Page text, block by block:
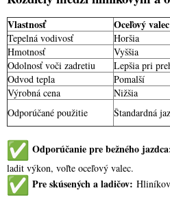
Vlastnosť Oceľový valec
Tepelná vodivosť Horšia
Hmotnosť
Vyššia
Odolnosť voči zadretiu
Lepšia pri
Odvod tepla
Pomalší
Výrobná cena
Nižšia
Odporúčané použitie
Štandardná
Odporúčanie pre bežného
ladit výkon, voľte oceľový valec.
Pre skúsených a ladičov: